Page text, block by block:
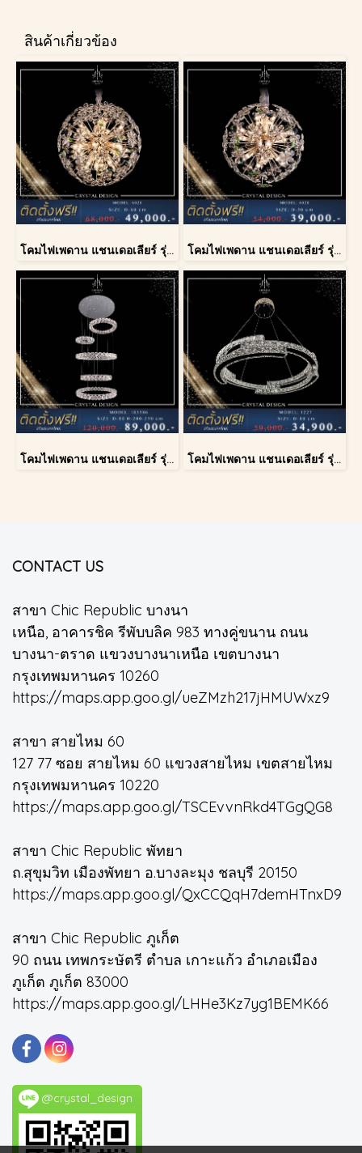
สินค้าเกี่ยวข้อง
โคมไฟเพดาน แชนเดอเลียร์ รุ่น A028-D60 โคมไฟเพดาน แชนเดอเลียร์ รุ่น A028-D40
โคมไฟเพดาน แชนเดอเลียร์ รุ่น 183586 โคมไฟเพดาน แชนเดอเลียร์ รุ่น 1227
CONTACT US
สาขา Chic Republic บางนา
เหนือ, อาคารชิค รีพับบลิค 983 ทางคู่ขนาน ถนน
บางนา-ตราด แขวงบางนาเหนือ เขตบางนา
กรุงเทพมหานคร 10260
https://maps.app.goo.gl/ueZMzh217jHMUWxz9
สาขา สายไหม 60
127 77 ซอย สายไหม 60 แขวงสายไหม เขตสายไหม
กรุงเทพมหานคร 10220
https://maps.app.goo.gl/TSCEvvnRkd4TGgQG8
สาขา Chic Republic พัทยา
ถ.สุขุมวิท เมืองพัทยา อ.บางละมุง ชลบุรี 20150
https://maps.app.goo.gl/QxCCQqH7demHTnxD9
สาขา Chic Republic ภูเก็ต
90 ถนน เทพกระษัตรี ตำบล เกาะแก้ว อำเภอเมือง
ภูเก็ต ภูเก็ต 83000
https://maps.app.goo.gl/LHHe3Kz7yg1BEMK66
@crystal_design